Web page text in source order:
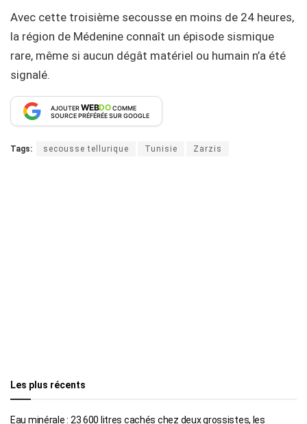
Avec cette troisième secousse en moins de 24 heures,
la région de Médenine connaît un épisode sismique
rare, même si aucun dégât matériel ou humain n’a été
signalé.
AJOUTERWEBDOCOMME
SOURCE PRÉFÉRÉE SUR GOOGLE
Tags: secousse tellurique Tunisie Zarzis
Les plus récents
Eau minérale : 23 600 litres cachés chez deux grossistes, les